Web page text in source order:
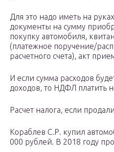
Для это надо иметь на
документы на сумму
покупку автомобиля,
(платежное поручение/
расчетного счета), акт
И если сумма расходов
доходов, то НДФЛ платить
Расчет налога, если
Кораблев С.Р. купил
000 рублей. В 2018 году